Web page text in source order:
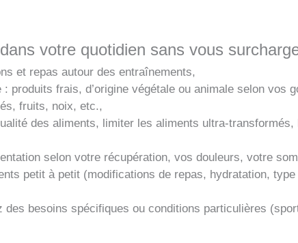
votre quotidien sans vous
et repas autour des entraînements,
produits frais, d’origine végétale ou animale selon vos
fruits, noix, etc.,
des aliments, limiter les aliments ultra-
selon votre récupération, vos douleurs, votre
petit à petit (modifications de repas, hydratation,
besoins spécifiques ou conditions particulières